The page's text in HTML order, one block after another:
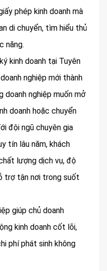
phép kinh doanh mà
di chuyển, tìm hiểu thủ
năng.
kinh doanh tại Tuyên
nghiệp mới thành
doanh nghiệp muốn mở
doanh hoặc chuyển
đội ngũ chuyên gia
tín lâu năm, khách
lượng dịch vụ, độ
trợ tận nơi trong suốt
giúp chủ doanh
kinh doanh cốt lõi,
phí phát sinh không